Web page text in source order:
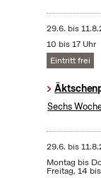
29.6. bis
10 bis 17 Uhr
Eintritt frei
Sechs
29.6. bis
Montag bis
Freitag, 14